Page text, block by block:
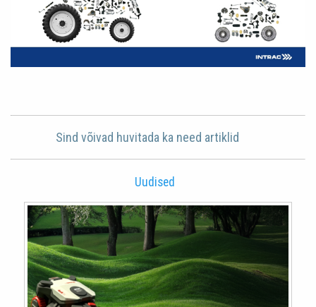
Sind võivad huvitada ka need artiklid
Uudised